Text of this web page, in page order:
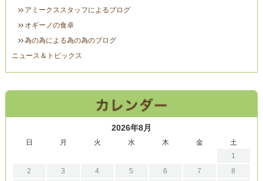
アミークススタッフによるブログ
オギーノの食卓
為の為による為の為のブログ
ニュース＆トピックス
2026年8月
日 月 火 水 木 金
土
1
2
3 4 5 6 7
8